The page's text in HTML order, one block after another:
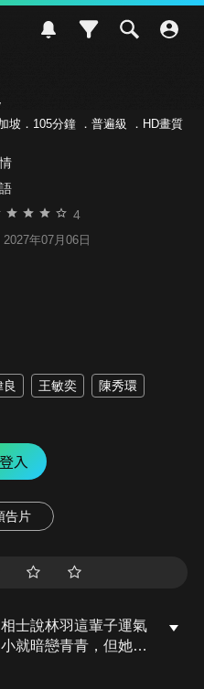
坡．105分鐘 ． 普遍級 ．HD畫質
4
年07月06日
良 王敏奕 陳秀環
入
告片
士說林羽這輩子運氣
就暗戀青青，但她突